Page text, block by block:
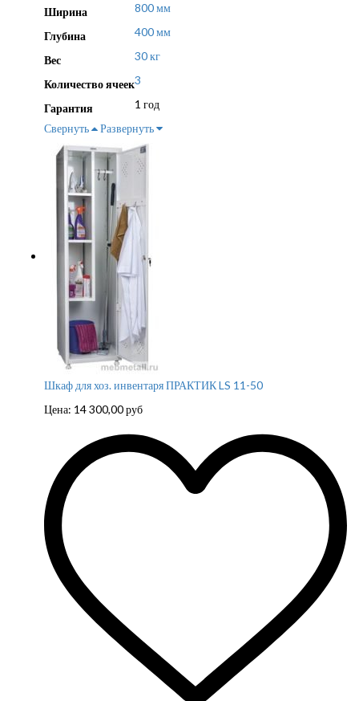
Ширина 800 мм
Глубина 400 мм
Вес 30 кг
Количество ячеек3
Гарантия
1 год
Свернуть
Развернуть
Шкаф для хоз. инвентаря ПРАКТИК LS 11-50
Цена: 14 300,00руб